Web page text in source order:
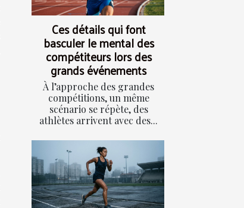
Ces détails qui font
basculer le mental des
compétiteurs lors des
grands événements
À l’approche des grandes
compétitions, un même
scénario se répète, des
athlètes arrivent avec des...